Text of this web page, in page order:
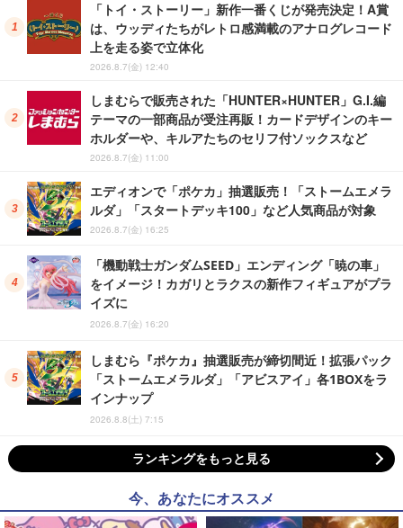
「トイ・ストーリー」新作一番くじが発売決定！A賞
は、ウッディたちがレトロ感満載のアナログレコード
上を走る姿で立体化
2026.8.7(金) 12:40
しまむらで販売された「HUNTER×HUNTER」G.I.編
テーマの一部商品が受注再販！カードデザインのキー
ホルダーや、キルアたちのセリフ付ソックスなど
2026.8.7(金) 11:00
エディオンで「ポケカ」抽選販売！「ストームエメラ
ルダ」「スタートデッキ100」など人気商品が対象
2026.8.7(金) 16:25
「機動戦士ガンダムSEED」エンディング「暁の車」
をイメージ！カガリとラクスの新作フィギュアがプラ
イズに
2026.8.7(金) 16:20
しまむら『ポケカ』抽選販売が締切間近！拡張パック
「ストームエメラルダ」「アビスアイ」各1BOXをラ
インナップ
2026.8.8(土) 7:15
ランキングをもっと見る
今、あなたにオススメ